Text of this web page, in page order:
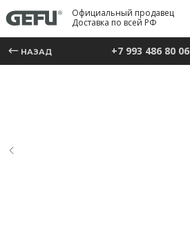
НАЗАД +7 993 486 80 06
Официальный продавец
Доставка по всей РФ